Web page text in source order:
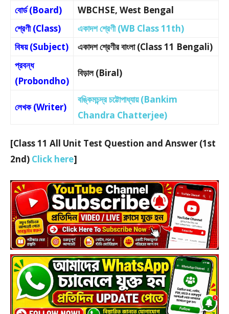
বোর্ড (Board)
WBCHSE, West Bengal
শ্রেণী (Class)
একাদশ শ্রেণী (WB Class 11th)
বিষয় (Subject)
একাদশ শ্রেণীর বাংলা (Class 11 Bengali)
প্রবন্ধ
(Probondho)
বিড়াল (Biral)
লেখক (Writer)
বঙ্কিমচন্দ্র চট্টোপাধ্যায় (Bankim
Chandra Chatterjee)
[Class 11 All Unit Test Question and Answer (1st
2nd) Click here]